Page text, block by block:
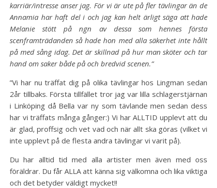
karriär/intresse anser jag. För vi är ute på fler tävlingar än de
Annamia har haft del i och jag kan helt ärligt säga att hade
Melanie
stött på ngn av dessa som hennes första
scenframträdanden så hade hon med alla säkerhet inte hållt
på med sång idag. Det är skillnad på hur man sköter och tar
hand om saker både på och bredvid scenen.”
”Vi har nu träffat dig på olika tävlingar hos Lingman sedan
2år tillbaks. Första tillfället tror jag var lilla schlagerstjärnan
i Linköping då Bella var ny som tävlande men sedan dess
har vi träffats många gånger:) Vi har ALLTID upplevt att du
är glad, proffsig och vet vad och när allt ska göras (vilket vi
inte upplevt på de flesta andra tävlingar vi varit på).
Du har alltid tid med alla artister men även med oss
föräldrar. Du får ALLA att känna sig välkomna och lika viktiga
och det betyder väldigt mycket!!